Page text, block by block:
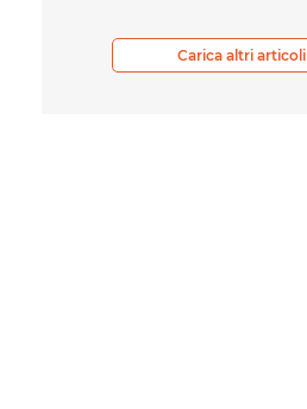
Carica altri articoli